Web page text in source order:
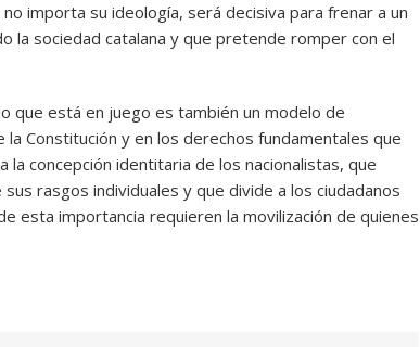
importa su ideología, será decisiva para frenar a un
la sociedad catalana y que pretende romper con el
que está en juego es también un modelo de
Constitución y en los derechos fundamentales que
concepción identitaria de los nacionalistas, que
rasgos individuales y que divide a los ciudadanos
esta importancia requieren la movilización de quienes